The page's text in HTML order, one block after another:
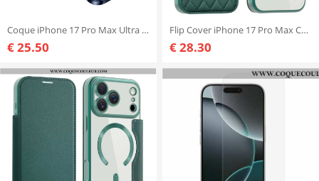
Coque iPhone 17 Pro Max Ultra Fine Transparente
€ 25.50
Flip Cover iPhone 17 Pro Max Compatible MagSafe Matelassée
€ 28.30